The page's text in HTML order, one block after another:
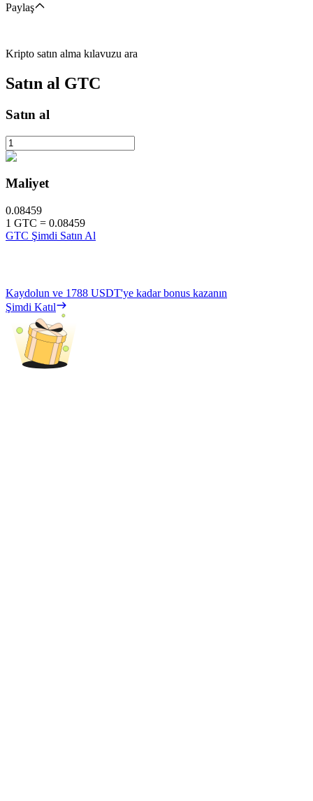
Paylaş
Kripto satın alma kılavuzu ara
Satın al GTC
Satın al
Maliyet
0.08459
1 GTC = 0.08459
GTC Şimdi Satın Al
Kaydolun ve 1788 USDT'ye kadar bonus kazanın
Şimdi Katıl